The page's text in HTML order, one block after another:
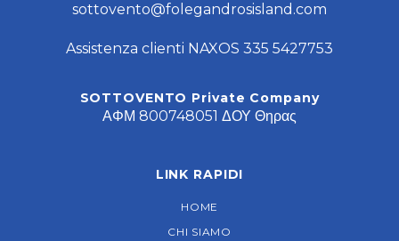
sottovento@folegandrosisland.com
Assistenza clienti NAXOS 335 5427753
SOTTOVENTO Private Company
ΑΦΜ 800748051 ΔΟΥ Θηρας
LINK RAPIDI
HOME
CHI SIAMO